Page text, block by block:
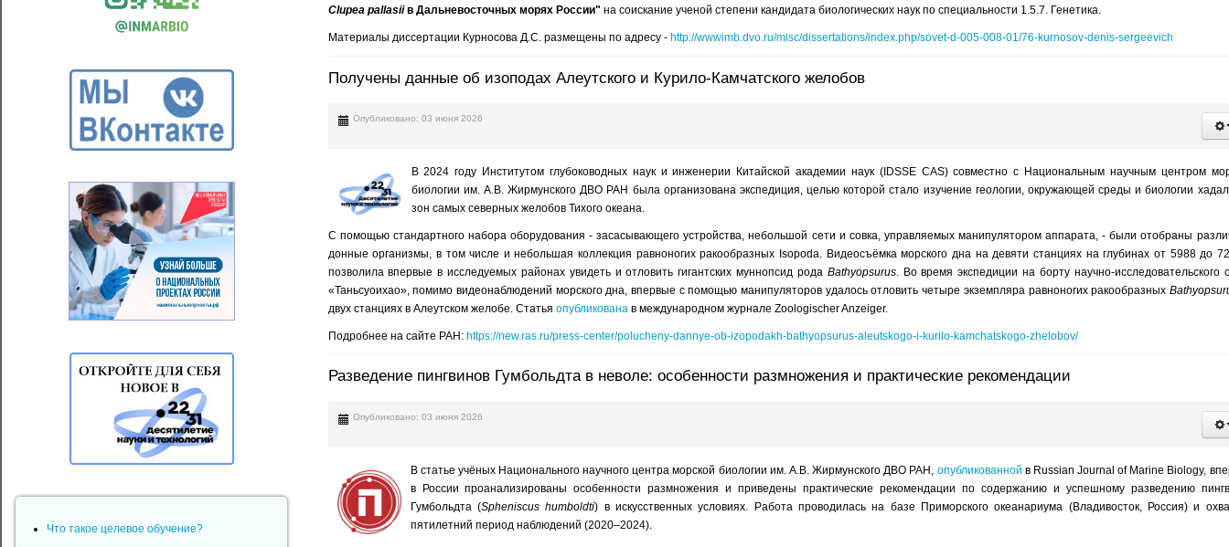
Clupea pallasiiв Дальневосточных морях России" на соискание ученой степени кандидата биологических наук по специальности 1.5.7. Генетика.
Материалы диссертации Курносова Д.С. размещены по адресу - http://wwwimb.dvo.ru/misc/dissertations/index.php/sovet-d-005-008-01/76-kurnosov-denis-sergeevich
Получены данные об изоподах Алеутского и Курило-Камчатского желобов
Опубликовано: 03 июня 2026
В 2024 году Институтом глубоководных наук и инженерии Китайской академии наук (IDSSE CAS) совместно с Национальным научным центром
биологии им. А.В. Жирмунского ДВО РАН была организована экспедиция, целью которой стало изучение геологии, окружающей среды и биологии
зон самых северных желобов Тихого океана.
С помощью стандартного набора оборудования - засасывающего устройства, небольшой сети и совка, управляемых манипулятором аппарата, - были отобраны
донные организмы, в том числе и небольшая коллекция равноногих ракообразных Isopoda. Видеосъёмка морского дна на девяти станциях на глубинах от 5988 до
позволила впервые в исследуемых районах увидеть и отловить гигантских муннопсид рода Bathyopsurus. Во время экспедиции на борту научно-исследовательского
«Таньсуоихао», помимо видеонаблюдений морского дна, впервые с помощью манипуляторов удалось отловить четыре экземпляра равноногих ракообразных
двух станциях в Алеутском желобе. Статья опубликованав международном журнале Zoologischer Anzeiger.
Подробнее на сайте РАН: https://new.ras.ru/press-center/polucheny-dannye-ob-izopodakh-bathyopsurus-aleutskogo-i-kurilo-kamchatskogo-zhelobov/
Разведение пингвинов Гумбольдта в неволе: особенности размножения и практические рекомендации
Опубликовано: 03 июня 2026
В статье учёных Национального научного центра морской биологии им. А.В. Жирмунского ДВО РАН, опубликованной в Russian Journal of Marine Biology,
в России проанализированы особенности размножения и приведены практические рекомендации по содержанию и успешному разведению
Гумбольдта (Spheniscus humboldti) в искусственных условиях. Работа проводилась на базе Приморского океанариума (Владивосток, Россия) и
пятилетний период наблюдений (2020–2024).
Что такое целевое обучение?